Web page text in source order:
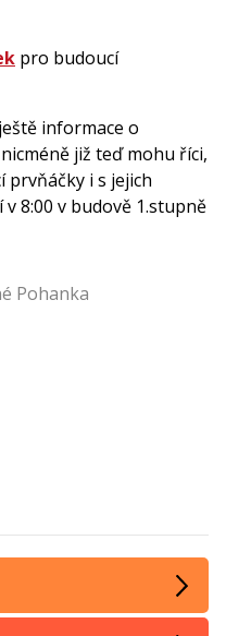
pro budoucí
informace o
již teď mohu říci,
prvňáčky i s jejich
8:00 v budově 1.stupně
Pohanka